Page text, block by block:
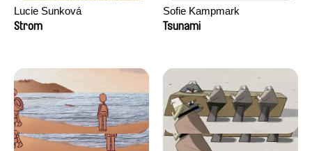
Lucie Sunková
Strom
Sofie Kampmark
Tsunami